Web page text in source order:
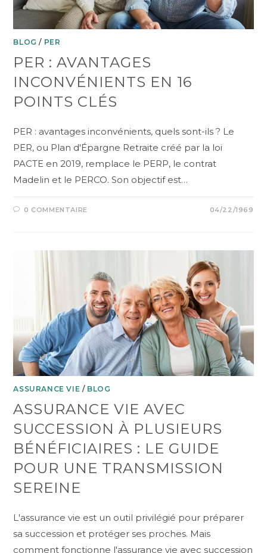
BLOG / PER
PER : AVANTAGES
INCONVÉNIENTS EN 16
POINTS CLÉS
PER : avantages inconvénients, quels sont-ils ? Le
PER, ou Plan d'Épargne Retraite créé par la loi
PACTE en 2019, remplace le PERP, le contrat
Madelin et le PERCO. Son objectif est…
0 COMMENTAIRE 04/22/1969
ASSURANCE VIE / BLOG
ASSURANCE VIE AVEC
SUCCESSION À PLUSIEURS
BÉNÉFICIAIRES : LE GUIDE
POUR UNE TRANSMISSION
SEREINE
L'assurance vie est un outil privilégié pour préparer
sa succession et protéger ses proches. Mais
comment fonctionne l'assurance vie avec succession